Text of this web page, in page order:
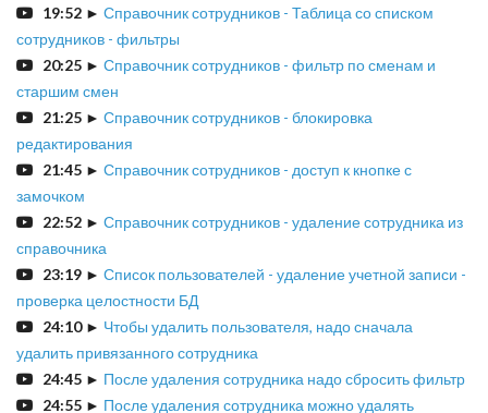
19:52 ► Справочник сотрудников - Таблица со списком
сотрудников - фильтры
20:25 ► Справочник сотрудников - фильтр по сменам и
старшим смен
21:25 ► Справочник сотрудников - блокировка
редактирования
21:45 ► Справочник сотрудников - доступ к кнопке с
замочком
22:52 ► Справочник сотрудников - удаление сотрудника из
справочника
23:19 ► Список пользователей - удаление учетной записи -
проверка целостности БД
24:10► Чтобы удалить пользователя, надо сначала
удалить привязанного сотрудника
24:45 ► После удаления сотрудника надо сбросить фильтр
24:55 ► После удаления сотрудника можно удалять